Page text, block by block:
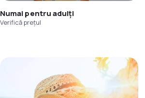
Numai pentru adulți
Verifică prețul